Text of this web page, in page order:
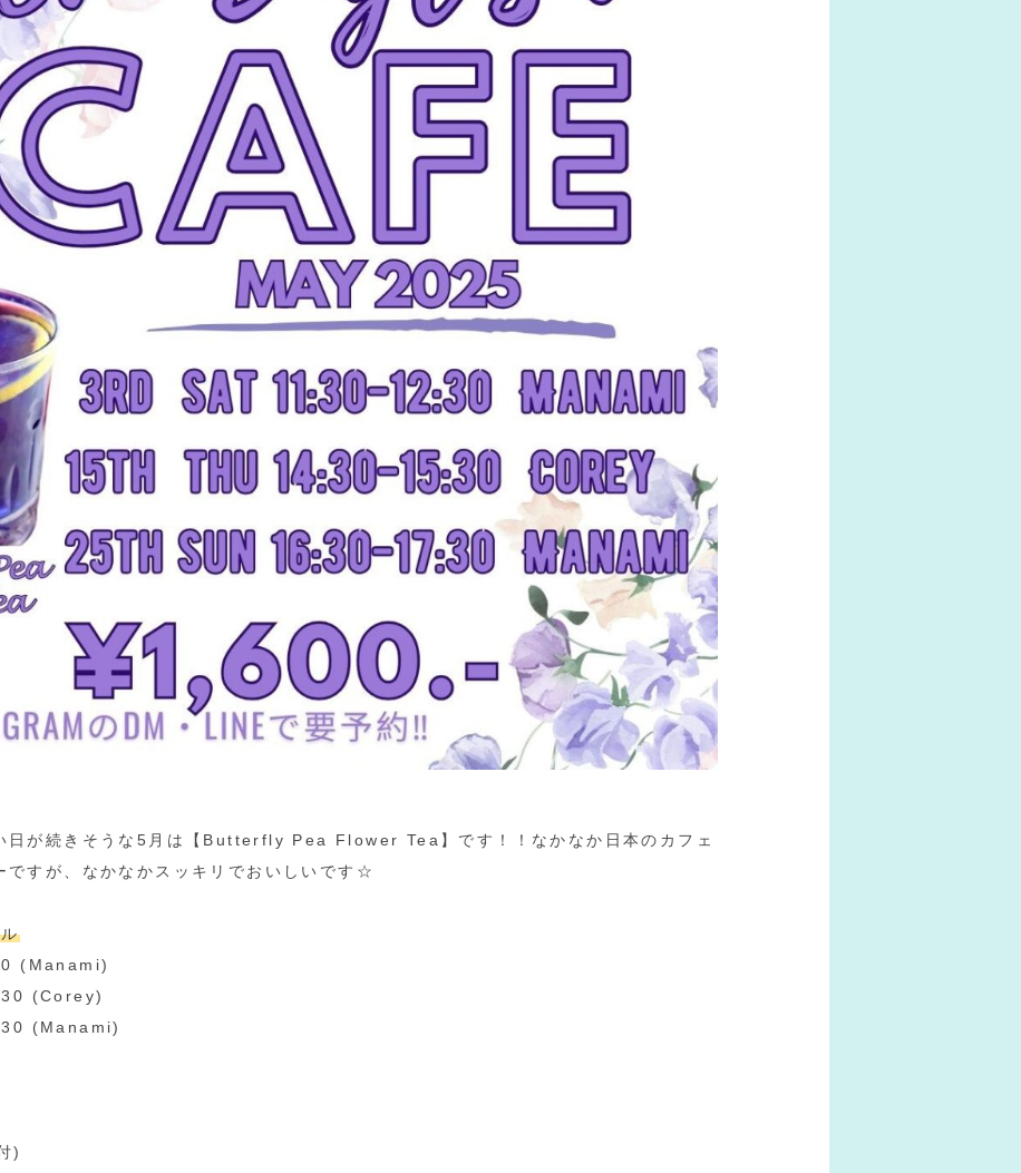
日が続きそうな5月は【Butterfly Pea Flower Tea】です！！なかなか日本のカフェ
ですが、なかなかスッキリでおいしいです☆
(Manami)
(Corey)
(Manami)
)